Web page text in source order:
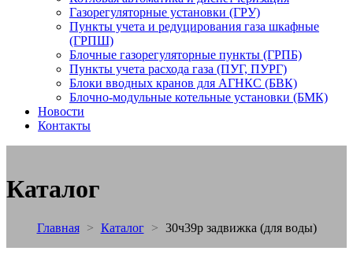
Газорегуляторные установки (ГРУ)
Пункты учета и редуцирования газа шкафные
(ГРПШ)
Блочные газорегуляторные пункты (ГРПБ)
Пункты учета расхода газа (ПУГ, ПУРГ)
Блоки вводных кранов для АГНКС (БВК)
Блочно-модульные котельные установки (БМК)
Новости
Контакты
Каталог
Главная > Каталог > 30ч39р задвижка (для воды)